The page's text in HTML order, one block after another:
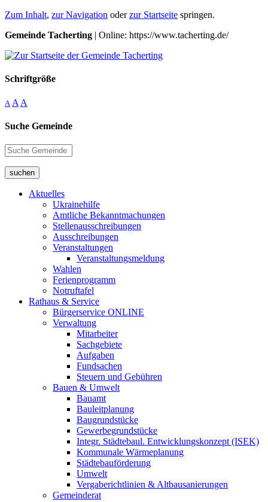
Zum Inhalt, zur Navigation oderzur Startseite springen.
Gemeinde Tacherting | Online: https://www.tacherting.de/
Schriftgröße
A A A
Suche Gemeinde
suchen
Aktuelles
Ukrainehilfe
Amtliche Bekanntmachungen
Stellenausschreibungen
Ausschreibungen
Veranstaltungen
Veranstaltungsmeldung
Wahlen
Ferienprogramm
Notruftafel
Rathaus & Service
Bürgerservice ONLINE
Verwaltung
Mitarbeiter
Sachgebiete
Aufgaben
Fundsachen
Steuern und Gebühren
Bauen & Umwelt
Bauamt
Bauleitplanung
Baugrundstücke
Gewerbegrundstücke
Integr. Städtebaul. Entwicklungskonzept (ISEK)
Kommunale Wärmeplanung
Städtebauförderung
Umwelt
Vergaberichtlinien & Altbausanierungen
Gemeinderat